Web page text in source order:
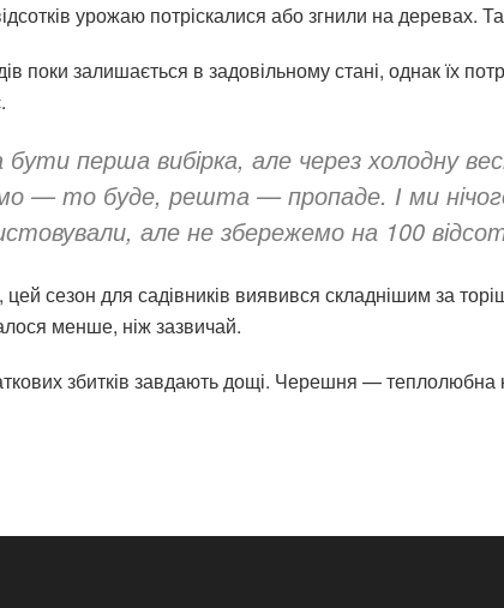
урожаю потріскалися або згнили на деревах.
поки залишається в задовільному стані, однак їх
перша вибірка, але через холодну
— то буде, решта — пропаде. І ми
але не збережемо на 100
цей сезон для садівників виявився складнішим за
менше, ніж зазвичай.
збитків завдають дощі. Черешня — теплолюбна